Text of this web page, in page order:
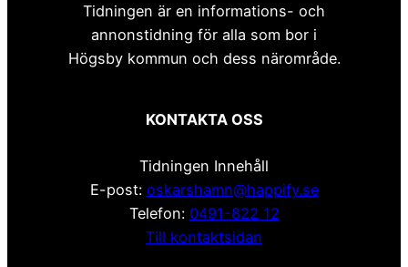
Tidningen är en informations- och
annonstidning för alla som bor i
Högsby kommun och dess närområde.
KONTAKTA OSS
Tidningen Innehåll
E-post: oskarshamn@happify.se
Telefon: 0491-822 12
Till kontaktsidan